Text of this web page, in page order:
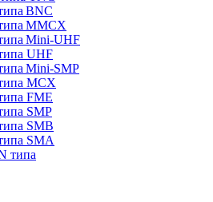
BNC
MMCX
Mini-UHF
UHF
Mini-SMP
MCX
FME
SMP
SMB
SMA
типа